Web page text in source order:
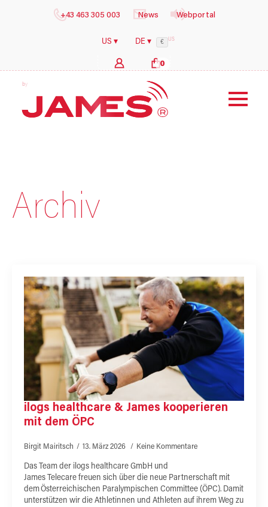
+43 463 305 003 News Webportal
US ▾ DE ▾ € US
0
by
Archiv
ilogs healthcare & James kooperieren
mit dem ÖPC
Birgit Mairitsch 13. März 2026 Keine Kommentare
Das Team der ilogs healthcare GmbH und
James Telecare freuen sich über die neue Partnerschaft mit
dem Österreichischen Paralympischen Committee (ÖPC). Damit
unterstützen wir die Athletinnen und Athleten auf ihrem Weg zu